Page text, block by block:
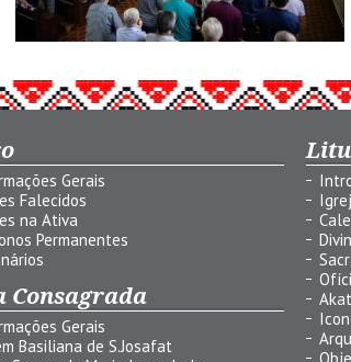
Gerais
Falecidos
na Ativa
Permanentes
Consagrada
Gerais
Basiliana de S.Josafat